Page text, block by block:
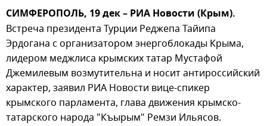
СИМФЕРОПОЛЬ, 19 дек – РИА Новости (Крым).
Встреча президента Турции Реджепа Тайипа
Эрдогана с организатором энергоблокады Крыма,
лидером меджлиса крымских татар Мустафой
Джемилевым возмутительна и носит антироссийский
характер, заявил РИА Новости вице-спикер
крымского парламента, глава движения крымско-
татарского народа "Къырым" Ремзи Ильясов.